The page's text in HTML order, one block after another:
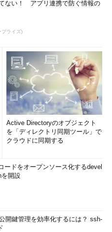
ない！ アプリ連携で防ぐ情報の
プライズ)
Active Directoryのオブジェクト
を「ディレクトリ同期ツール」で
クラウドに同期する
ードをオープンソース化するdevel
を開設
開鍵管理を効率化するには？ ssh-